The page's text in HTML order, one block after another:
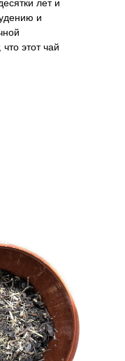
лет и
и
этот чай